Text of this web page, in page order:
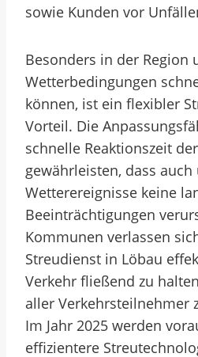
sowie Kunden vor
Besonders in der Region
Wetterbedingungen
können, ist ein flexibler
Vorteil. Die
schnelle Reaktionszeit
gewährleisten, dass
Wetterereignisse keine
Beeinträchtigungen
Kommunen verlassen
Streudienst in Löbau
Verkehr fließend zu
aller Verkehrsteilnehmer
Im Jahr 2025 werden
effizientere